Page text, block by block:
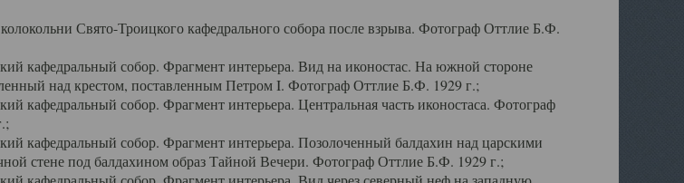
Свято-Троицкого кафедрального собора после взрыва. Фотограф Оттлие Б.Ф.
кафедральный собор. Фрагмент интерьера. Вид на иконостас. На южной стороне
над крестом, поставленным Петром I. Фотограф Оттлие Б.Ф. 1929 г.;
кафедральный собор. Фрагмент интерьера. Центральная часть иконостаса. Фотограф
кафедральный собор. Фрагмент интерьера. Позолоченный балдахин над царскими
стене под балдахином образ Тайной Вечери. Фотограф Оттлие Б.Ф. 1929 г.;